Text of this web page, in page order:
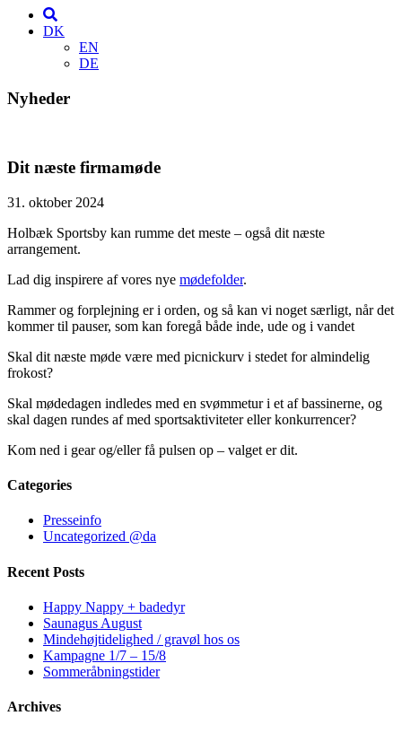
DK
EN
DE
Nyheder
Dit næste firmamøde
31. oktober 2024
Holbæk Sportsby kan rumme det meste – også dit næste
arrangement.
Lad dig inspirere af vores nye mødefolder.
Rammer og forplejning er i orden, og så kan vi noget særligt, når det
kommer til pauser, som kan foregå både inde, ude og i vandet
Skal dit næste møde være med picnickurv i stedet for almindelig
frokost?
Skal mødedagen indledes med en svømmetur i et af bassinerne, og
skal dagen rundes af med sportsaktiviteter eller konkurrencer?
Kom ned i gear og/eller få pulsen op – valget er dit.
Categories
Presseinfo
Uncategorized @da
Recent Posts
Happy Nappy + badedyr
Saunagus August
Mindehøjtidelighed / gravøl hos os
Kampagne 1/7 – 15/8
Sommeråbningstider
Archives